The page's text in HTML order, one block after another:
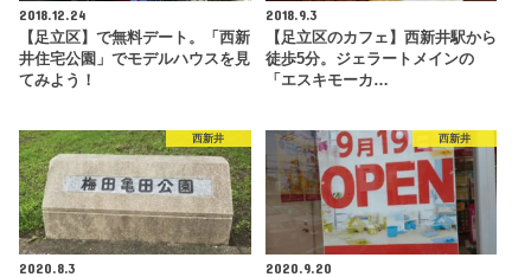
2018.12.24
【足立区】で無料デート。「西新
井住宅公園」でモデルハウスを見
てみよう！
2018.9.3
【足立区のカフェ】西新井駅から
徒歩5分。ジェラートメインの
「エスキモーカ…
西新井
2020.8.3
西新井
2020.9.20